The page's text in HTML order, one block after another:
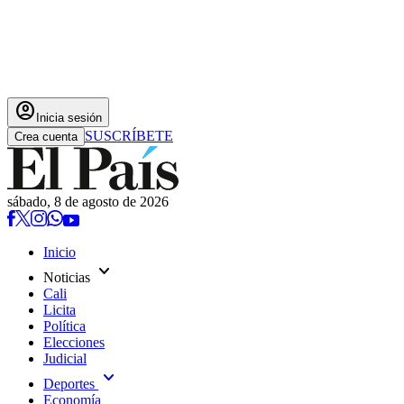
account_circle Inicia sesión
Crea cuenta SUSCRÍBETE
sábado, 8 de agosto de 2026
Inicio
Noticias expand_more
Cali
Licita
Política
Elecciones
Judicial
Deportes expand_more
Economía